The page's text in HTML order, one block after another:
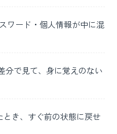
ワード・個人情報が中に混
分で見て、身に覚えのない
とき、すぐ前の状態に戻せ